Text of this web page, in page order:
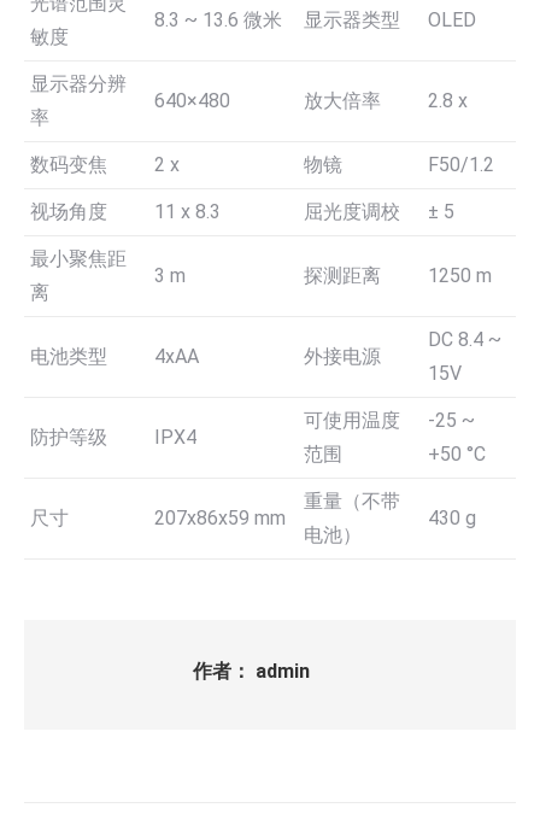
敏度
8.3 ~ 13.6 微米 显示器类型 OLED
显示器分辨
率
640×480 放大倍率 2.8 x
数码变焦 2 x 物镜 F50/1.2
视场角度 11 x 8.3 屈光度调校 ± 5
最小聚焦距
离
3 m 探测距离 1250 m
电池类型 4xAA 外接电源
DC 8.4 ~
15V
防护等级 IPX4
可使用温度
范围
-25 ~
+50 °С
尺寸 207x86x59 mm
重量（不带
电池）
430 g
作者： admin